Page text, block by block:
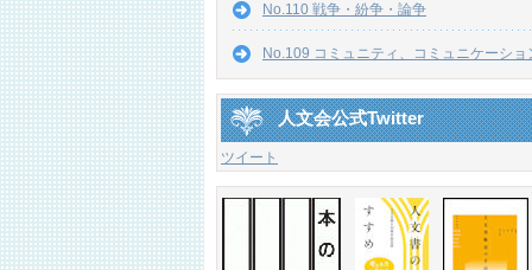
No.110 戦争・紛争・論争
No.109 コミュニティ、コミュニケーショ
人文会公式Twitter
ツイート